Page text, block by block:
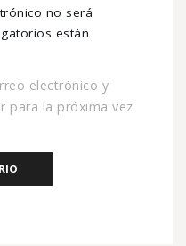
no será
están
electrónico y
para la próxima vez